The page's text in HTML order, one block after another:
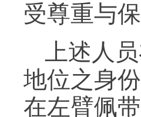
受尊重与保
上述人
地位之身
在左臂佩